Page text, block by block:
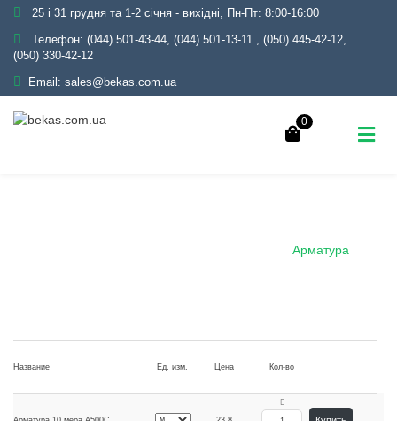
25 і 31 грудня та 1-2 січня - вихідні, Пн-Пт: 8:00-16:00
Телефон: (044) 501-43-44, (044) 501-13-11 , (050) 445-42-12,
(050) 330-42-12
Email: sales@bekas.com.ua
0
Арматура
Название Ед. изм. Цена Кол-во